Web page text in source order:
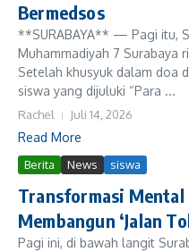
Bermedsos
**SURABAYA** — Pagi itu,
Muhammadiyah 7 Surabaya
Setelah khusyuk dalam doa
siswa yang dijuluki “Para ...
Rachel Juli 14, 2026
Read More
Berita News siswa
Transformasi Mental
Membangun ‘Jalan
Pagi ini, di bawah langit